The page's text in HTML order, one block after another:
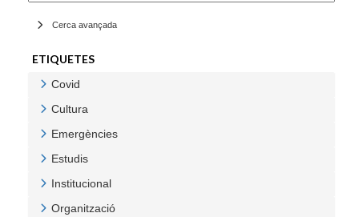
Cerca avançada
ETIQUETES
Covid
Cultura
Emergències
Estudis
Institucional
Organització